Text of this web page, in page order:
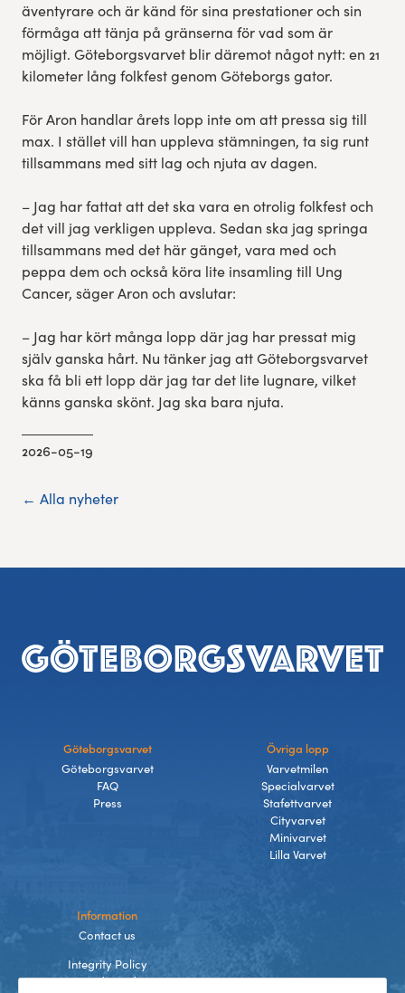
äventyrare och är känd för sina prestationer och sin
förmåga att tänja på gränserna för vad som är
möjligt. Göteborgsvarvet blir däremot något nytt: en 21
kilometer lång folkfest genom Göteborgs gator.
För Aron handlar årets lopp inte om att pressa sig till
max. I stället vill han uppleva stämningen, ta sig runt
tillsammans med sitt lag och njuta av dagen.
– Jag har fattat att det ska vara en otrolig folkfest och
det vill jag verkligen uppleva. Sedan ska jag springa
tillsammans med det här gänget, vara med och
peppa dem och också köra lite insamling till Ung
Cancer, säger Aron och avslutar:
– Jag har kört många lopp där jag har pressat mig
själv ganska hårt. Nu tänker jag att Göteborgsvarvet
ska få bli ett lopp där jag tar det lite lugnare, vilket
känns ganska skönt. Jag ska bara njuta.
2026-05-19
← Alla nyheter
Footer
Göteborgsvarvet
Göteborgsvarvet
FAQ
Press
Övriga lopp
Varvetmilen
Specialvarvet
Stafettvarvet
Cityvarvet
Minivarvet
Lilla Varvet
Information
Contact us
Integrity Policy
Terms and Conditions